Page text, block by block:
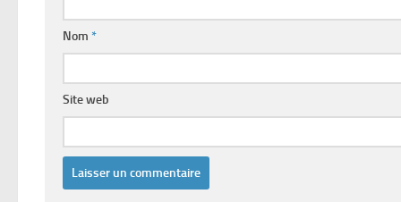
Nom *
Site web